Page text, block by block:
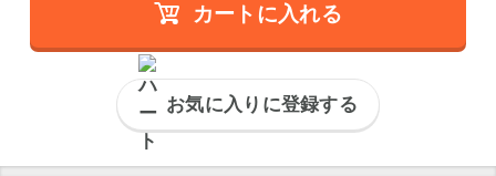
カートに入れる
お気に入りに登録する